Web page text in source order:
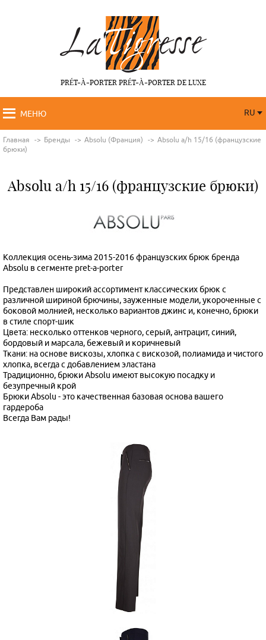
PRÉT-À-PORTER PRÉT-À-PORTER DE LUXE
МЕНЮ
RU
Главная Бренды Absolu (Франция)
Absolu a/h 15/16 (французские
брюки)
Absolu a/h 15/16 (французские брюки)
Коллекция осень-зима 2015-2016 французских брюк бренда
Absolu в сегменте pret-a-porter
Представлен широкий ассортимент классических брюк с
различной шириной брючины, зауженные модели, укороченные с
боковой молнией, несколько вариантов джинс и, конечно, брюки
в стиле спорт-шик
Цвета: несколько оттенков черного, серый, антрацит, синий,
бордовый и марсала, бежевый и коричневый
Ткани: на основе вискозы, хлопка с вискозой, полиамида и чистого
хлопка, всегда с добавлением эластана
Традиционно, брюки Absolu имеют высокую посадку и
безупречный крой
Брюки Absolu - это качественная базовая основа вашего
гардероба
Всегда Вам рады!